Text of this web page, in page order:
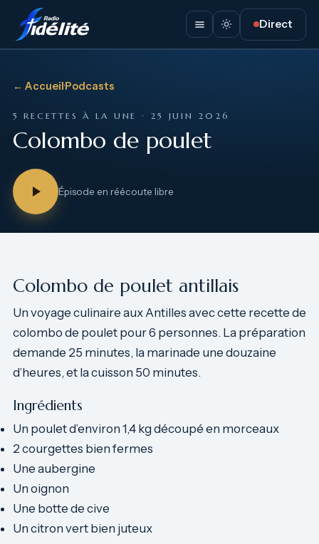
Direct
← Accueil·Podcasts
5 RECETTES À LA UNE · 25 JUIN 2026
Colombo de poulet
Épisode en réécoute libre
Colombo de poulet antillais
Un voyage culinaire aux Antilles avec cette recette de
colombo de poulet pour 6 personnes. La préparation
demande 25 minutes, la marinade une douzaine
d’heures, et la cuisson 50 minutes.
Ingrédients
Un poulet d’environ 1,4 kg découpé en morceaux
2 courgettes bien fermes
Une aubergine
Un oignon
Une botte de cive
Un citron vert bien juteux